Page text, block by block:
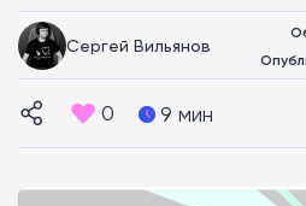
Сергей Вильянов
0 9 мин